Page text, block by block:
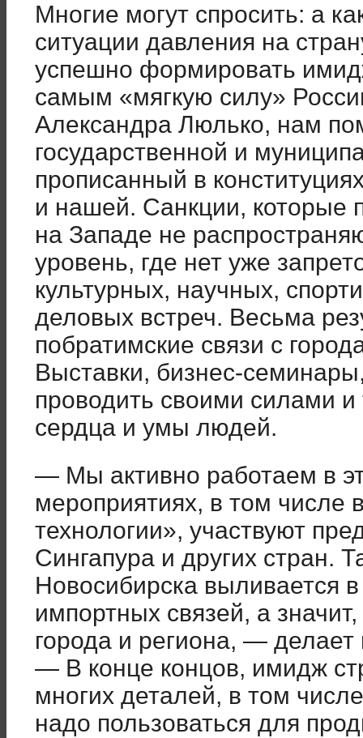
Многие могут спросить: а
ситуации давления на
успешно формировать
самым «мягкую силу»
Александра Люлько, нам
государственной и
прописанный в
и нашей. Санкции, которые
на Западе не
уровень, где нет уже
культурных, научных,
деловых встреч. Весьма
побратимские связи с
Выставки, бизнес-
проводить своими силами
сердца и умы людей.
— Мы активно работаем в
мероприятиях, в том числе
технологии», участвуют
Сингапура и других стран.
Новосибирска выливается
импортных связей, а
города и региона, —
— В конце концов, имидж
многих деталей, в том
надо пользоваться для